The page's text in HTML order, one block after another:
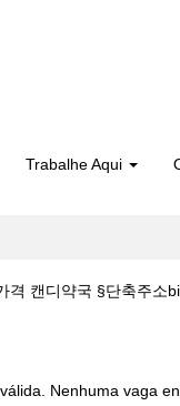
Trabalhe Aqui
격 캔디약국 §단축주소
Nenhuma vaga